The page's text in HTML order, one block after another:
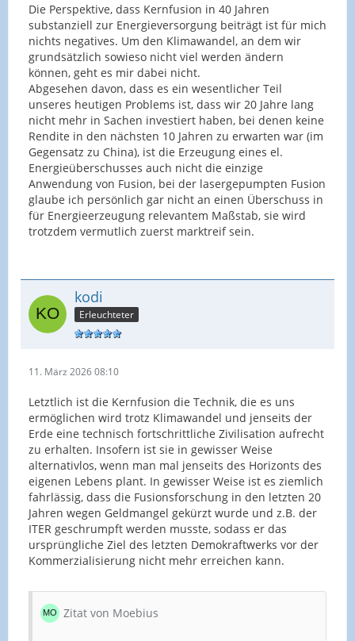
Die Perspektive, dass Kernfusion in 40 Jahren
substanziell zur Energieversorgung beiträgt ist für mich
nichts negatives. Um den Klimawandel, an dem wir
grundsätzlich sowieso nicht viel werden ändern
können, geht es mir dabei nicht.
Abgesehen davon, dass es ein wesentlicher Teil
unseres heutigen Problems ist, dass wir 20 Jahre lang
nicht mehr in Sachen investiert haben, bei denen keine
Rendite in den nächsten 10 Jahren zu erwarten war (im
Gegensatz zu China), ist die Erzeugung eines el.
Energieüberschusses auch nicht die einzige
Anwendung von Fusion, bei der lasergepumpten Fusion
glaube ich persönlich gar nicht an einen Überschuss in
für Energieerzeugung relevantem Maßstab, sie wird
trotzdem vermutlich zuerst marktreif sein.
kodi
Erleuchteter
11. März 2026 08:10
Letztlich ist die Kernfusion die Technik, die es uns
ermöglichen wird trotz Klimawandel und jenseits der
Erde eine technisch fortschrittliche Zivilisation aufrecht
zu erhalten. Insofern ist sie in gewisser Weise
alternativlos, wenn man mal jenseits des Horizonts des
eigenen Lebens plant. In gewisser Weise ist es ziemlich
fahrlässig, dass die Fusionsforschung in den letzten 20
Jahren wegen Geldmangel gekürzt wurde und z.B. der
ITER geschrumpft werden musste, sodass er das
ursprüngliche Ziel des letzten Demokraftwerks vor der
Kommerzialisierung nicht mehr erreichen kann.
Zitat von Moebius